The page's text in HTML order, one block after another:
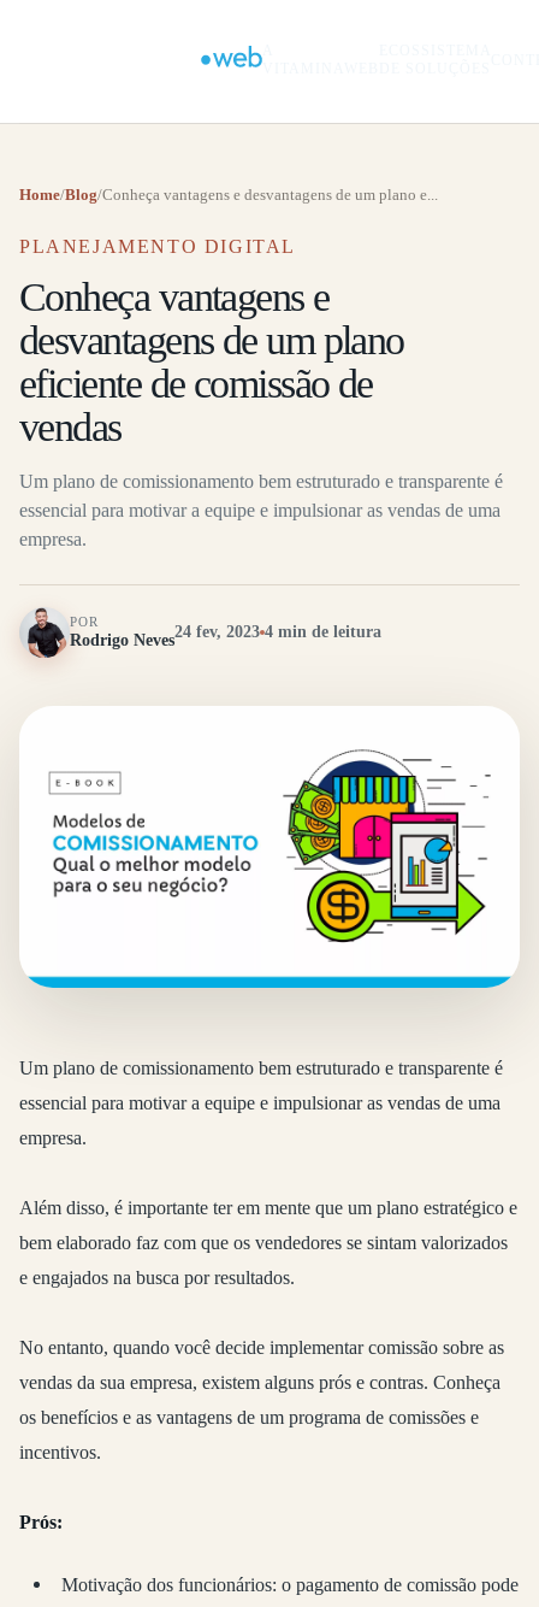
Home/Blog/Conheça vantagens e desvantagens de um plano e...
PLANEJAMENTO DIGITAL
Conheça vantagens e
desvantagens de um plano
eficiente de comissão de
vendas
Um plano de comissionamento bem estruturado e transparente é
essencial para motivar a equipe e impulsionar as vendas de uma
empresa.
POR
Rodrigo Neves24 fev, 2023 4 min de leitura
Um plano de comissionamento bem estruturado e transparente é
essencial para motivar a equipe e impulsionar as vendas de uma
empresa.
Além disso, é importante ter em mente que um plano estratégico e
bem elaborado faz com que os vendedores se sintam valorizados
e engajados na busca por resultados.
No entanto, quando você decide implementar comissão sobre as
vendas da sua empresa, existem alguns prós e contras. Conheça
os benefícios e as vantagens de um programa de comissões e
incentivos.
Prós:
Motivação dos funcionários: o pagamento de comissão pode